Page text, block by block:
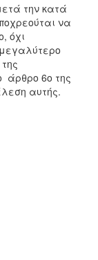
την κατά
να
όχι
άρθρο 6ο της
αυτής.